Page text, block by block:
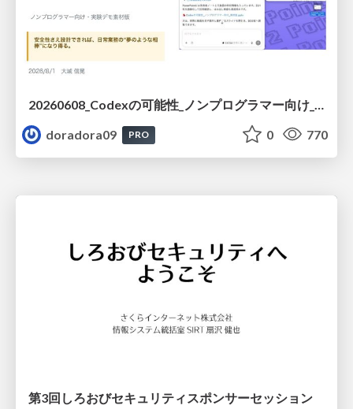
doradora09
PRO 0 770
第3回しろおびセキュリティスポンサーセッション